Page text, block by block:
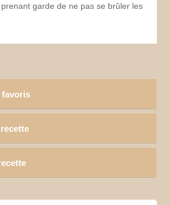
garde de ne pas se brûler les
favoris